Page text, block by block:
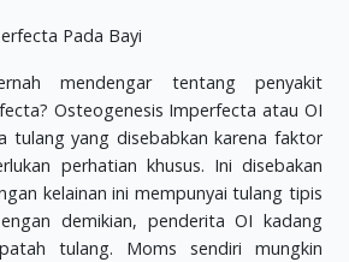
mendengar tentang penyakit
Osteogenesis Imperfecta atau OI
tulang yang disebabkan karena faktor
perhatian khusus. Ini disebakan
kelainan ini mempunyai tulang tipis
demikian, penderita OI kadang
tulang. Moms sendiri mungkin